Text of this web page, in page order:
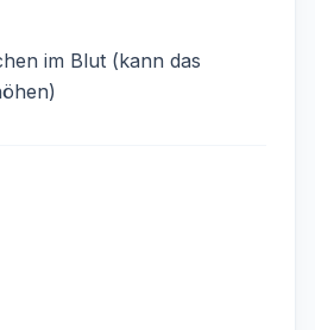
im Blut (kann das